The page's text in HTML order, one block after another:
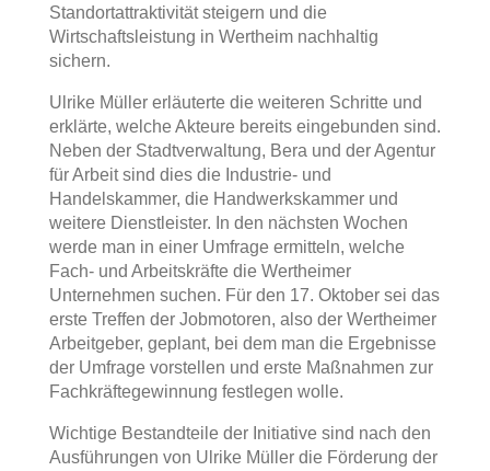
Standortattraktivität steigern und die
Wirtschaftsleistung in Wertheim nachhaltig
sichern.
Ulrike Müller erläuterte die weiteren Schritte und
erklärte, welche Akteure bereits eingebunden sind.
Neben der Stadtverwaltung, Bera und der Agentur
für Arbeit sind dies die Industrie- und
Handelskammer, die Handwerkskammer und
weitere Dienstleister. In den nächsten Wochen
werde man in einer Umfrage ermitteln, welche
Fach- und Arbeitskräfte die Wertheimer
Unternehmen suchen. Für den 17. Oktober sei das
erste Treffen der Jobmotoren, also der Wertheimer
Arbeitgeber, geplant, bei dem man die Ergebnisse
der Umfrage vorstellen und erste Maßnahmen zur
Fachkräftegewinnung festlegen wolle.
Wichtige Bestandteile der Initiative sind nach den
Ausführungen von Ulrike Müller die Förderung der